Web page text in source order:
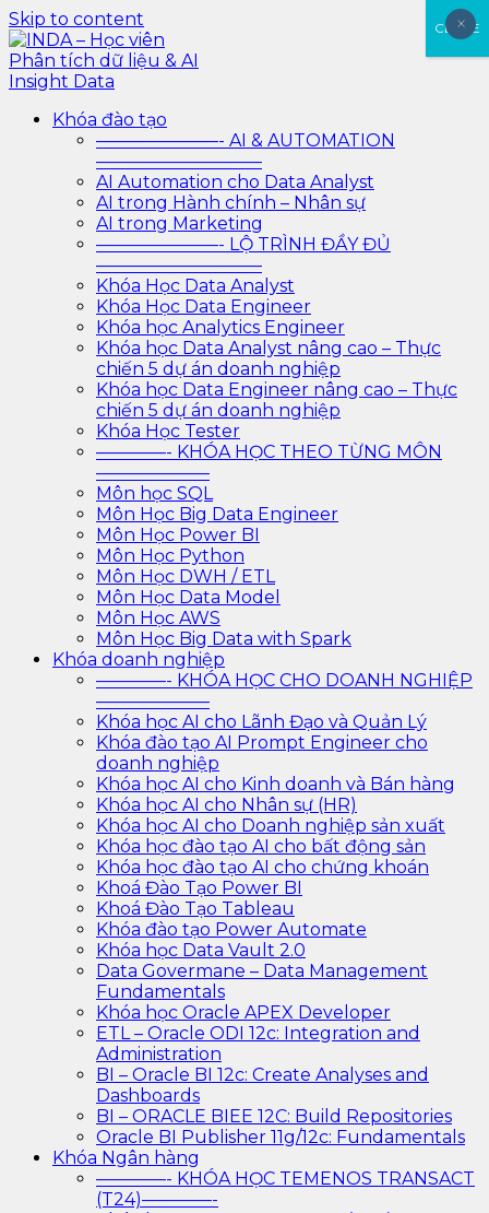
Skip to content
INDA – Học viên Phân tích dữ liệu & AI Insight Data
INDA – Học viện Đào tạo phân tích dữ liệu & AI chuyên
sâu cho ngành ngân hàng – bảo hiểm – chứng khoán
và doanh nghiệp với các project thực tế, cá nhân hóa
lộ trình với AI
Khóa đào tạo
———————- AI & AUTOMATION
—————————–
AI Automation cho Data Analyst
AI trong Hành chính – Nhân sự
AI trong Marketing
———————- LỘ TRÌNH ĐẦY ĐỦ
—————————–
Khóa Học Data Analyst
Khóa Học Data Engineer
Khóa học Analytics Engineer
Khóa học Data Analyst nâng cao – Thực
chiến 5 dự án doanh nghiệp
Khóa học Data Engineer nâng cao – Thực
chiến 5 dự án doanh nghiệp
Khóa Học Tester
————- KHÓA HỌC THEO TỪNG MÔN
——————–
Môn học SQL
Môn Học Big Data Engineer
Môn Học Power BI
Môn Học Python
Môn Học DWH / ETL
Môn Học Data Model
Môn Học AWS
Môn Học Big Data with Spark
Khóa doanh nghiệp
————- KHÓA HỌC CHO DOANH NGHIỆP
——————–
Khóa học AI cho Lãnh Đạo và Quản Lý
Khóa đào tạo AI Prompt Engineer cho
doanh nghiệp
Khóa học AI cho Kinh doanh và Bán hàng
Khóa học AI cho Nhân sự (HR)
Khóa học AI cho Doanh nghiệp sản xuất
Khóa học đào tạo AI cho bất động sản
Khóa học đào tạo AI cho chứng khoán
Khoá Đào Tạo Power BI
Khoá Đào Tạo Tableau
Khóa đào tạo Power Automate
Khóa học Data Vault 2.0
Data Govermane – Data Management
Fundamentals
Khóa học Oracle APEX Developer
ETL – Oracle ODI 12c: Integration and
Administration
BI – Oracle BI 12c: Create Analyses and
Dashboards
BI – ORACLE BIEE 12C: Build Repositories
Oracle BI Publisher 11g/12c: Fundamentals
Khóa Ngân hàng
————- KHÓA HỌC TEMENOS TRANSACT
(T24)————-
×
CLOSE
×